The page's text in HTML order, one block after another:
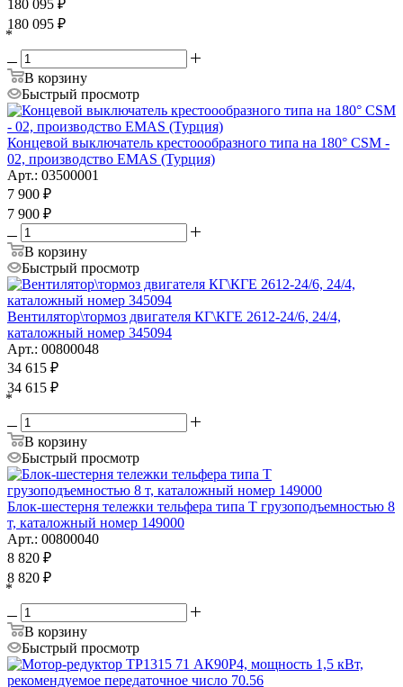
180 095 ₽
180 095 ₽
*
В корзину
Быстрый просмотр
Концевой выключатель крестоообразного типа на 180° CSM -
02, производство EMAS (Турция)
Арт.: 03500001
7 900 ₽
7 900 ₽
В корзину
Быстрый просмотр
Вентилятор\тормоз двигателя КГ\КГЕ 2612-24/6, 24/4,
каталожный номер 345094
Арт.: 00800048
34 615 ₽
34 615 ₽
*
В корзину
Быстрый просмотр
Блок-шестерня тележки тельфера типа Т грузоподъемностью 8
т, каталожный номер 149000
Арт.: 00800040
8 820 ₽
8 820 ₽
*
В корзину
Быстрый просмотр